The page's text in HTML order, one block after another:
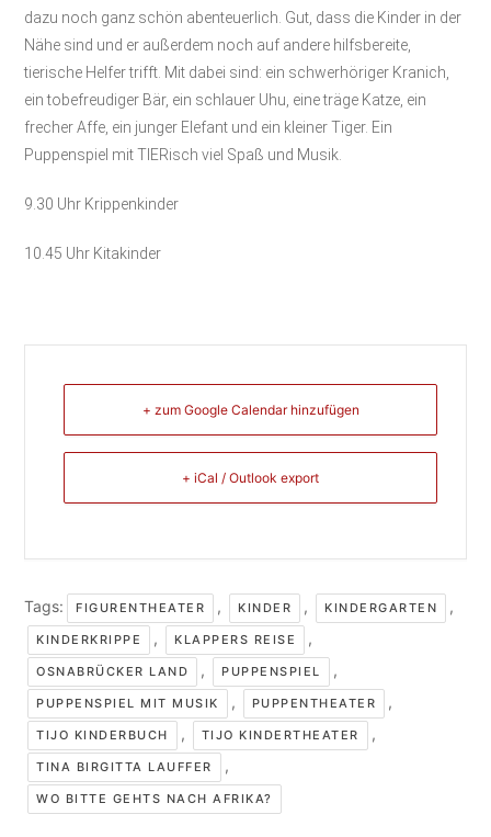
dazu noch ganz schön abenteuerlich. Gut, dass die Kinder in der
Nähe sind und er außerdem noch auf andere hilfsbereite,
tierische Helfer trifft. Mit dabei sind: ein schwerhöriger Kranich,
ein tobefreudiger Bär, ein schlauer Uhu, eine träge Katze, ein
frecher Affe, ein junger Elefant und ein kleiner Tiger. Ein
Puppenspiel mit TIERisch viel Spaß und Musik.
9.30 Uhr Krippenkinder
10.45 Uhr Kitakinder
+ zum Google Calendar hinzufügen
+ iCal / Outlook export
Tags: FIGURENTHEATER , KINDER , KINDERGARTEN ,
KINDERKRIPPE , KLAPPERS REISE ,
OSNABRÜCKER LAND , PUPPENSPIEL ,
PUPPENSPIEL MIT MUSIK , PUPPENTHEATER ,
TIJO KINDERBUCH , TIJO KINDERTHEATER ,
TINA BIRGITTA LAUFFER ,
WO BITTE GEHTS NACH AFRIKA?